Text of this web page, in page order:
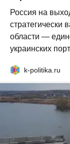
Россия на
стратегически
области —
украинских
k-politika.ru